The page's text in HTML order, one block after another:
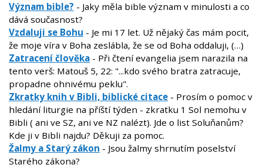
Význam bible? - Jaky měla bible význam v minulosti a co
dává současnost?
Vzdaluji se Bohu - Je mi 17 let. Už nějaký čas mám pocit,
že moje víra v Boha zeslábla, že se od Boha oddaluji, (…)
Zatracení člověka - Při čtení evangelia jsem narazila na
tento verš: Matouš 5, 22: "...kdo svého bratra zatracuje,
propadne ohnivému peklu".
Zkratky knih v Bibli, biblické citace - Prosím o pomoc v
hledání liturgie na příští týden - zkratku 1 Sol nemohu v
Bibli ( ani ve SZ, ani ve NZ nalézt). Jde o list Soluňanům?
Kde ji v Bibli najdu? Děkuji za pomoc.
Žalmy a Starý zákon - Jsou žalmy shrnutím poselství
Starého zákona?